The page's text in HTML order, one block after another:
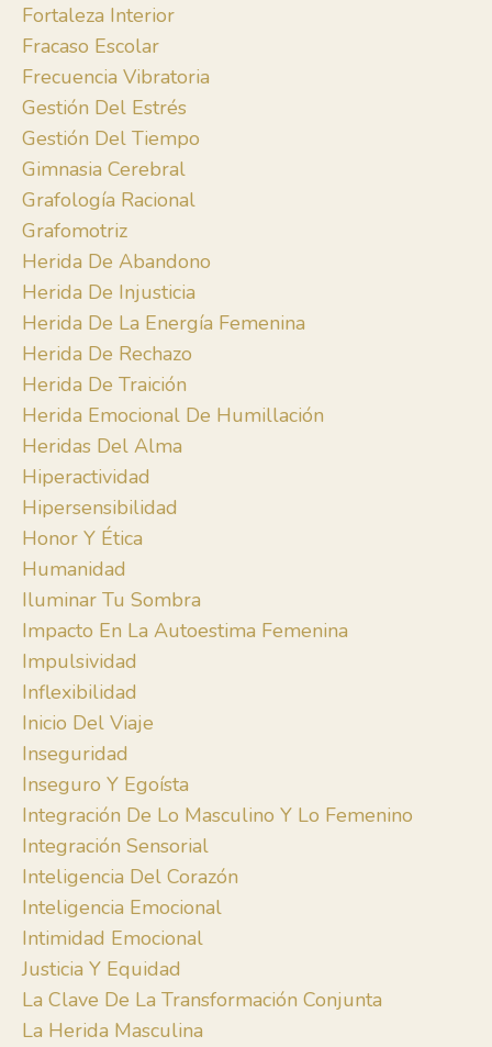
Fortaleza Interior
Fracaso Escolar
Frecuencia Vibratoria
Gestión Del Estrés
Gestión Del Tiempo
Gimnasia Cerebral
Grafología Racional
Grafomotriz
Herida De Abandono
Herida De Injusticia
Herida De La Energía Femenina
Herida De Rechazo
Herida De Traición
Herida Emocional De Humillación
Heridas Del Alma
Hiperactividad
Hipersensibilidad
Honor Y Ética
Humanidad
Iluminar Tu Sombra
Impacto En La Autoestima Femenina
Impulsividad
Inflexibilidad
Inicio Del Viaje
Inseguridad
Inseguro Y Egoísta
Integración De Lo Masculino Y Lo Femenino
Integración Sensorial
Inteligencia Del Corazón
Inteligencia Emocional
Intimidad Emocional
Justicia Y Equidad
La Clave De La Transformación Conjunta
La Herida Masculina